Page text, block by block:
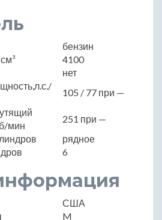
бензин
4100
нет
105 / 77 при —
мин
251 при —
рядное
6
США
M